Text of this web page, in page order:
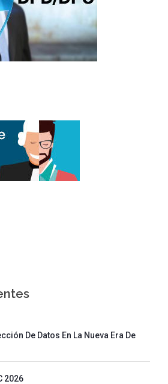
De Datos En La Nueva Era De
2026